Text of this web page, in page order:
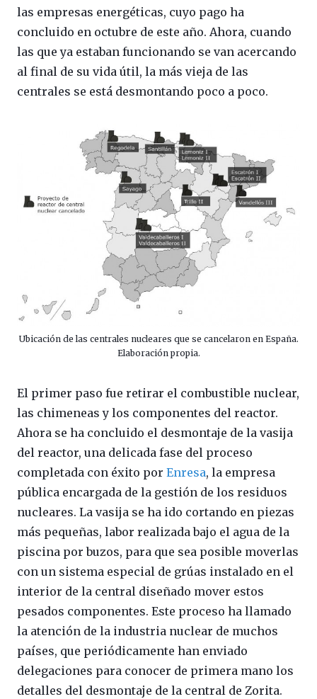
las empresas energéticas, cuyo pago ha
concluido en octubre de este año. Ahora, cuando
las que ya estaban funcionando se van acercando
al final de su vida útil, la más vieja de las
centrales se está desmontando poco a poco.
Ubicación de las centrales nucleares que se cancelaron en España.
Elaboración propia.
El primer paso fue retirar el combustible nuclear,
las chimeneas y los componentes del reactor.
Ahora se ha concluido el desmontaje de la vasija
del reactor, una delicada fase del proceso
completada con éxito por Enresa, la empresa
pública encargada de la gestión de los residuos
nucleares. La vasija se ha ido cortando en piezas
más pequeñas, labor realizada bajo el agua de la
piscina por buzos, para que sea posible moverlas
con un sistema especial de grúas instalado en el
interior de la central diseñado mover estos
pesados componentes. Este proceso ha llamado
la atención de la industria nuclear de muchos
países, que periódicamente han enviado
delegaciones para conocer de primera mano los
detalles del desmontaje de la central de Zorita.